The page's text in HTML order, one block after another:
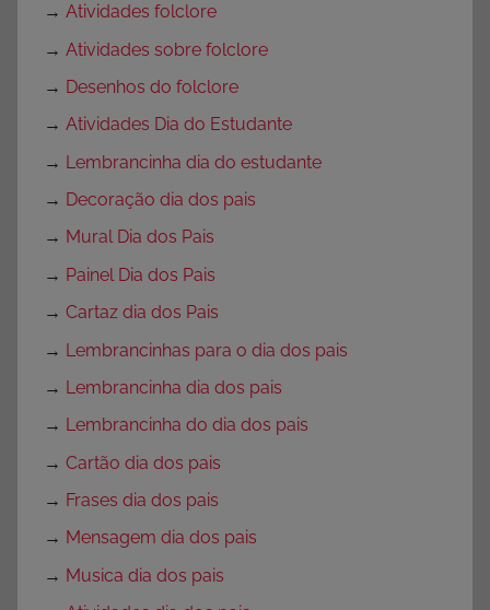
→ Atividades folclore
→ Atividades sobre folclore
→ Desenhos do folclore
→ Atividades Dia do Estudante
→ Lembrancinha dia do estudante
→ Decoração dia dos pais
→ Mural Dia dos Pais
→ Painel Dia dos Pais
→ Cartaz dia dos Pais
→ Lembrancinhas para o dia dos pais
→ Lembrancinha dia dos pais
→ Lembrancinha do dia dos pais
→ Cartão dia dos pais
→ Frases dia dos pais
→ Mensagem dia dos pais
→ Musica dia dos pais